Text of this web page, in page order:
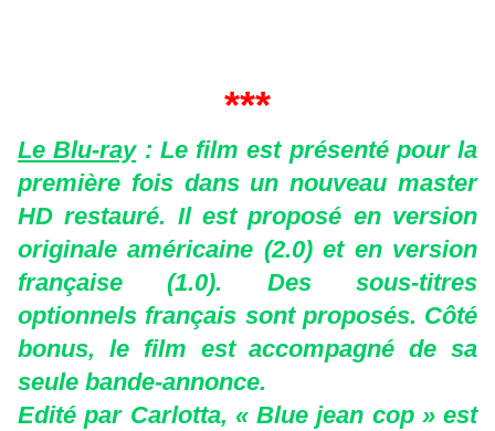
***
Le Blu-ray: Le film est présenté pour la
première fois dans un nouveau master
HD restauré. Il est proposé en version
originale américaine (2.0) et en version
française (1.0). Des sous-titres
optionnels français sont proposés. Côté
bonus, le film est accompagné de sa
seule bande-annonce.
Edité par Carlotta, « Blue jean cop » est